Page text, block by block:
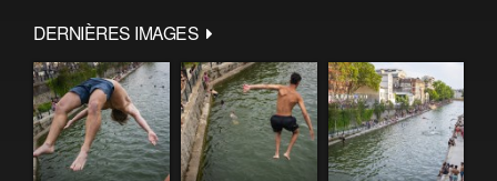
DERNIÈRES IMAGES